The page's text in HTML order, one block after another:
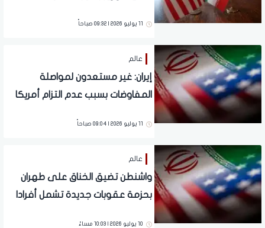
11 يوليو 2026 | 09:32 صباحاً
عالم
إيران: غير مستعدون لمواصلة
المفاوضات بسبب عدم التزام أمريكا
11 يوليو 2026 | 09:04 صباحاً
عالم
واشنطن تضيق الخناق على طهران
بحزمة عقوبات جديدة تشمل أفرادا
10 يوليو 2026 | 10:03 مساءً